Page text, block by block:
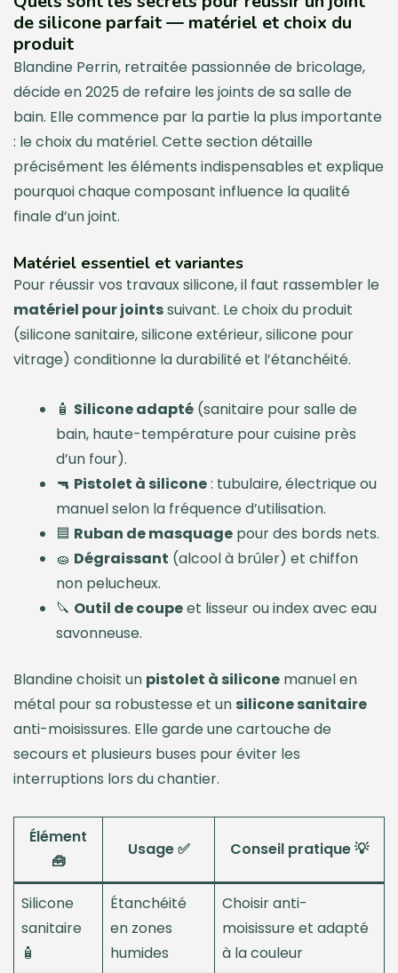
de silicone parfait — matériel et choix du
produit
Blandine Perrin, retraitée passionnée de bricolage,
décide en 2025 de refaire les joints de sa salle de
bain. Elle commence par la partie la plus importante
: le choix du matériel. Cette section détaille
précisément les éléments indispensables et explique
pourquoi chaque composant influence la qualité
finale d’un joint.
Matériel essentiel et variantes
Pour réussir vos travaux silicone, il faut rassembler le
matériel pour jointssuivant. Le choix du produit
(silicone sanitaire, silicone extérieur, silicone pour
vitrage) conditionne la durabilité et l’étanchéité.
🧴 Silicone adapté (sanitaire pour salle de
bain, haute-température pour cuisine près
d’un four).
🔫 Pistolet à silicone: tubulaire, électrique ou
manuel selon la fréquence d’utilisation.
🟦 Ruban de masquage pour des bords nets.
🧽 Dégraissant (alcool à brûler) et chiffon
non pelucheux.
🔪 Outil de coupeet lisseur ou index avec eau
savonneuse.
Blandine choisit un pistolet à silicone manuel en
métal pour sa robustesse et un silicone sanitaire
anti-moisissures. Elle garde une cartouche de
secours et plusieurs buses pour éviter les
interruptions lors du chantier.
Élément
🧰
Usage ✅ Conseil pratique 💡
Silicone
sanitaire
🧴
Étanchéité
en zones
humides
Choisir anti-
moisissure et adapté
à la couleur